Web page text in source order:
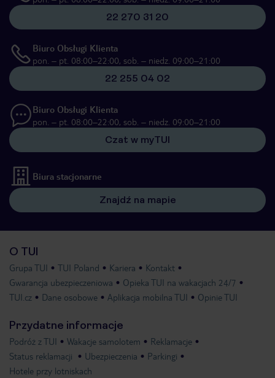
22 270 31 20
Biuro Obsługi Klienta
pon. – pt. 08:00–22:00, sob. – niedz. 09:00–21:00
22 255 04 02
Biuro Obsługi Klienta
pon. – pt. 08:00–22:00, sob. – niedz. 09:00–21:00
Czat w myTUI
Biura stacjonarne
Znajdź na mapie
O TUI
Grupa TUI TUI Poland Kariera
Kontakt
Gwarancja ubezpieczeniowa
Opieka TUI na wakacjach 24/7
TUI.cz
Dane osobowe Aplikacja mobilna TUI Opinie TUI
Przydatne informacje
Podróż z TUI Wakacje samolotem
Reklamacje
Status reklamacji
Ubezpieczenia
Parkingi
Hotele przy lotniskach